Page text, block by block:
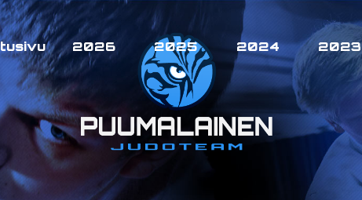
2026 2025 2024 2023